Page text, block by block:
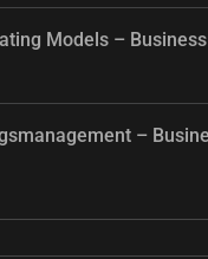
Models – Business
–